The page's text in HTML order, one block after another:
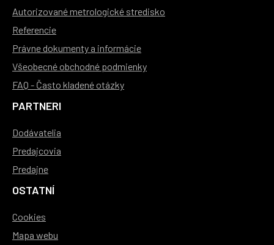
Autorizované metrologické stredisko
Referencie
Právne dokumenty a informácie
Všeobecné obchodné podmienky
FAQ - Často kladené otázky
PARTNERI
Dodávatelia
Predajcovia
Predajne
OSTATNÍ
Cookies
Mapa webu